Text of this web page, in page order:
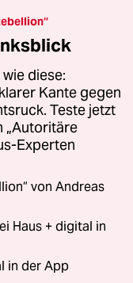
diese:
Kante gegen
Teste jetzt
„Autoritäre
Experten
von Andreas
Haus + digital in
in der App